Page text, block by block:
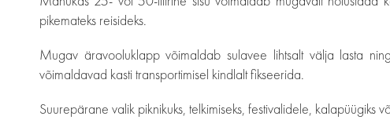
pikemateks reisideks.
Mugav äravooluklapp võimaldab sulavee lihtsalt välja lasta
võimaldavad kasti transportimisel kindlalt fikseerida.
Suurepärane valik piknikuks, telkimiseks, festivalidele, kalapüügiks